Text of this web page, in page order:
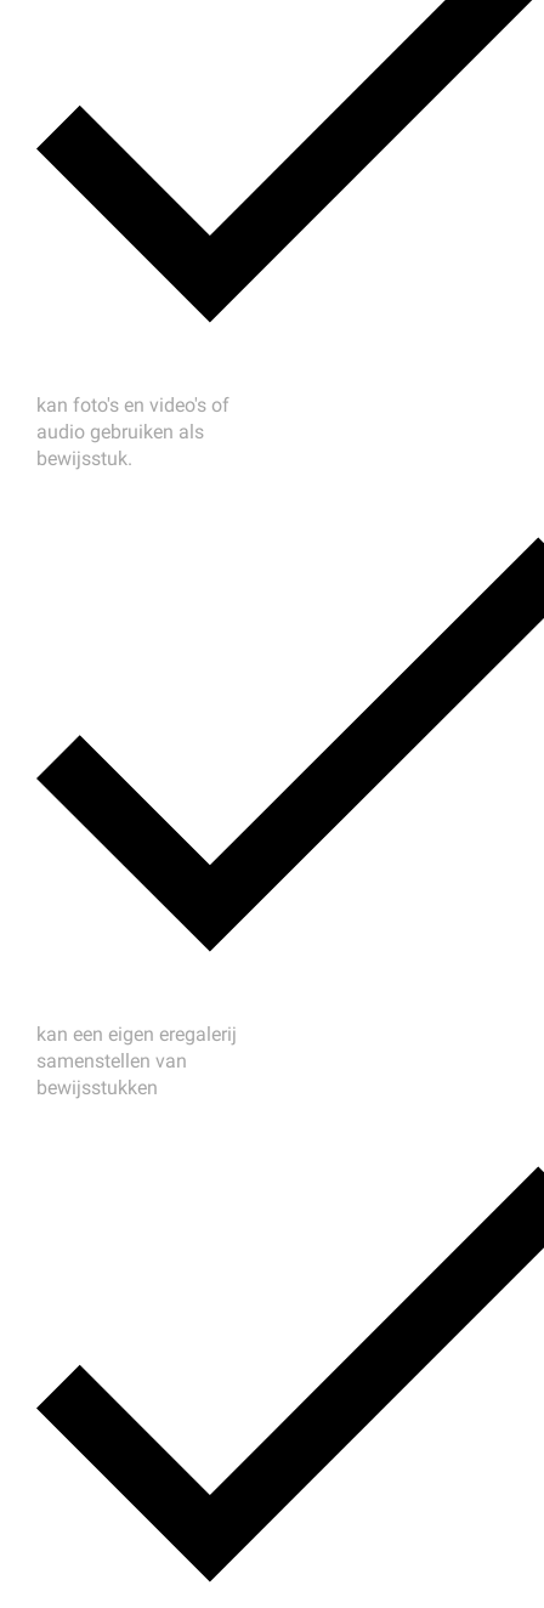
kan foto's en video's of
audio gebruiken als
bewijsstuk.
kan een eigen eregalerij
samenstellen van
bewijsstukken